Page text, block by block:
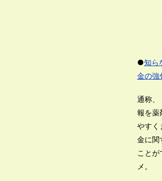
●知ら
金の強
通称、
報を薬
やすく
金に関
こと
メ。